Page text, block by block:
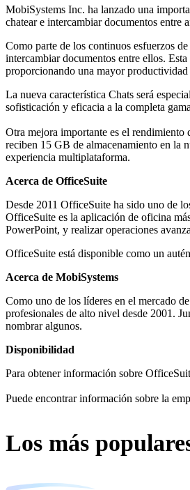
MobiSystems Inc. ha lanzado una
chatear e intercambiar documentos entre
Como parte de los continuos esfuerzos
intercambiar documentos entre ellos.
proporcionando una mayor
La nueva característica Chats será
sofisticación y eficacia a la completa
Otra mejora importante es el
reciben 15 GB de almacenamiento en la
experiencia multiplataforma.
Acerca de OfficeSuite
Desde 2011 OfficeSuite ha sido uno de
OfficeSuite es la aplicación de oficina
PowerPoint, y realizar operaciones
OfficeSuite está disponible como un
Acerca de MobiSystems
Como uno de los líderes en el mercado
profesionales de alto nivel desde 2001.
nombrar algunos.
Disponibilidad
Para obtener información sobre
Puede encontrar información sobre la
Los más